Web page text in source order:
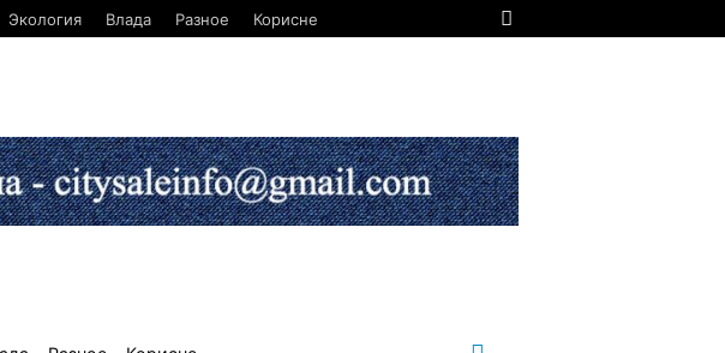
Экология Влада Разное Корисне